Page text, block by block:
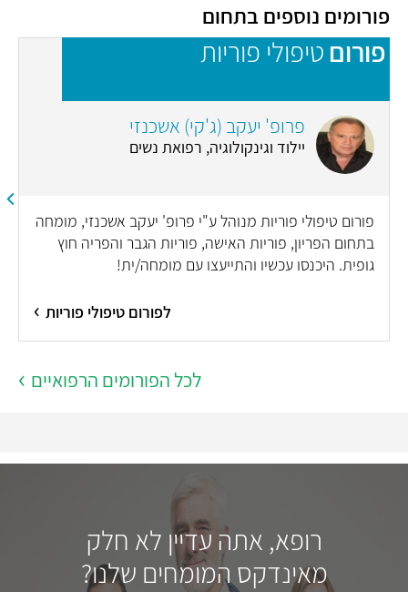
פורומים נוספים בתחום
פורום טיפולי פוריות
פרופ' יעקב (ג'קי) אשכנזי
יילוד וגינקולוגיה, רפואת נשים
פורום טיפולי פוריות מנוהל ע"י פרופ' יעקב אשכנזי, מומחה
בתחום הפריון, פוריות האישה, פוריות הגבר והפריה חוץ
גופית. היכנסו עכשיו והתייעצו עם מומחה/ית!
לפורום טיפולי פוריות
לכל הפורומים הרפואיים
רופא, אתה עדיין לא חלק
מאינדקס המומחים שלנו?